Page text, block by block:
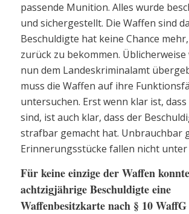
passende Munition. Alles wurde
und sichergestellt. Die Waffen sind
Beschuldigte hat keine Chance
zurück zu bekommen. Üblicherweise
nun dem Landeskriminalamt
muss die Waffen auf ihre
untersuchen. Erst wenn klar ist,
sind, ist auch klar, dass der
strafbar gemacht hat. Unbrauchbar
Erinnerungsstücke fallen nicht unter
Für keine einzige der Waffen
achtzigjährige Beschuldigte eine
Waffenbesitzkarte nach § 10 WaffG